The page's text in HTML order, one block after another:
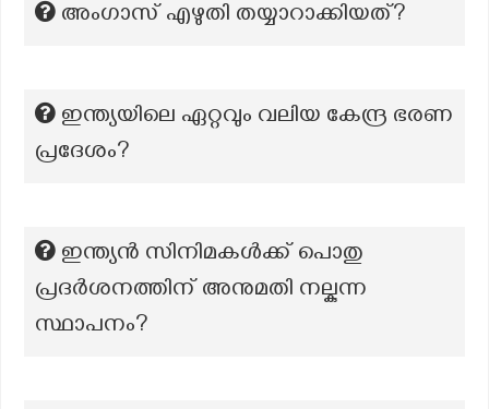
അംഗാസ് എഴുതി തയ്യാറാക്കിയത്?
ഇന്ത്യയിലെ ഏറ്റവും വലിയ കേന്ദ്ര ഭരണ
പ്രദേശം?
ഇന്ത്യൻ സിനിമകൾക്ക് പൊതു
പ്രദർശനത്തിന് അനുമതി നല്കുന്ന
സ്ഥാപനം?